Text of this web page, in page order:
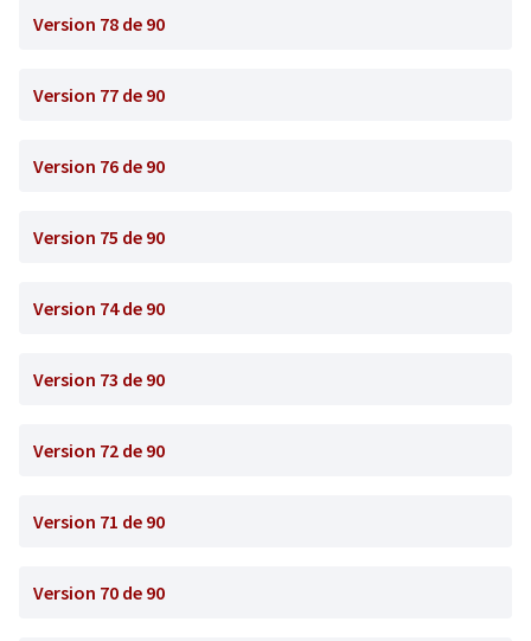
Version 78 de 90
Version 77 de 90
Version 76 de 90
Version 75 de 90
Version 74 de 90
Version 73 de 90
Version 72 de 90
Version 71 de 90
Version 70 de 90